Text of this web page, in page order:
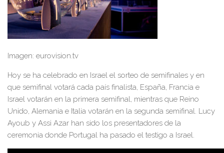
Imagen: eurovision.tv
Hoy se ha celebrado en Israel el sorteo de semifinales y en
que semifinal votará cada país finalista, España, Francia e
Israel votarán en la primera semifinal, mientras que Reino
Unido, Alemania e Italia votarán en la segunda semifinal. Lucy
Ayoub y Assi Azar han sido los presentadores de la
ceremonia donde Portugal ha pasado el testigo a Israel.